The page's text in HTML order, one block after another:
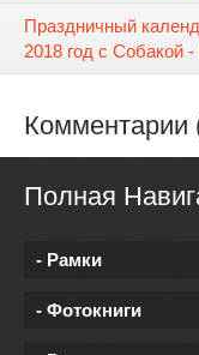
Праздничный
2018 год с Собакой
Комментарии
Полная
- Рамки
- Фотокниги